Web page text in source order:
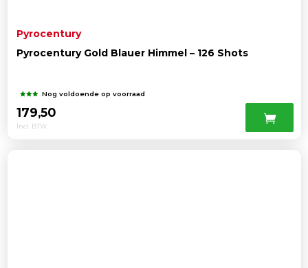
Pyrocentury
Pyrocentury Gold Blauer Himmel – 126 Shots
Nog voldoende op voorraad
179,50
Incl. BTW